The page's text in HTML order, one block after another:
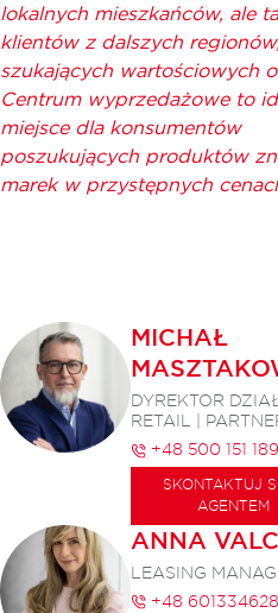
lokalnych mieszkańców, ale
klientów z dalszych regionów,
szukających wartościowych
Centrum wyprzedażowe to
miejsce dla konsumentów
poszukujących produktów
marek w przystępnych
MICHAŁ
DYREKTOR
RETAIL |
+48 500 151 189
SKONTAKTUJ
AGENTEM
ANNA
LEASING
+48 601334628